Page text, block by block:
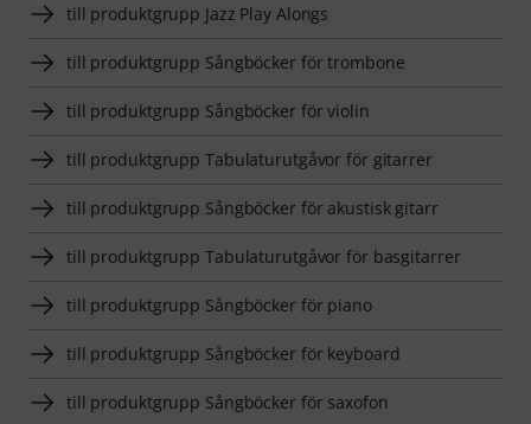
till produktgrupp Jazz Play Alongs
till produktgrupp Sångböcker för trombone
till produktgrupp Sångböcker för violin
till produktgrupp Tabulaturutgåvor för gitarrer
till produktgrupp Sångböcker för akustisk gitarr
till produktgrupp Tabulaturutgåvor för basgitarrer
till produktgrupp Sångböcker för piano
till produktgrupp Sångböcker för keyboard
till produktgrupp Sångböcker för saxofon